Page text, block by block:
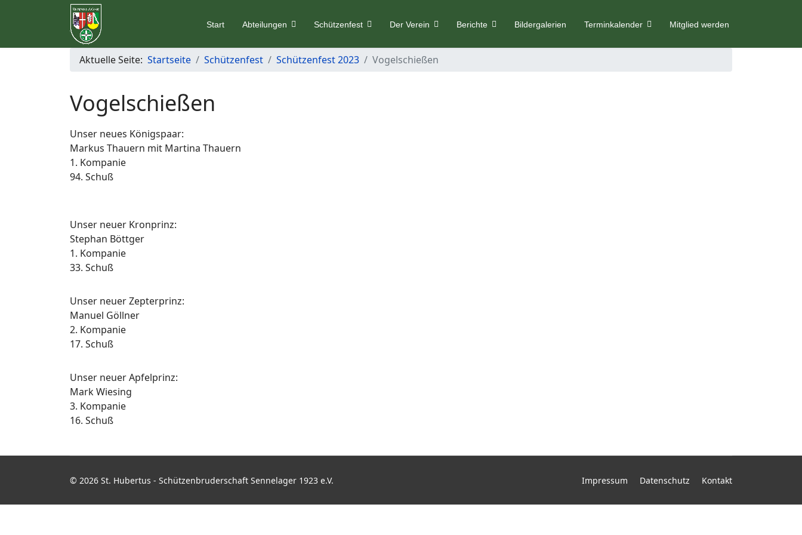
Start Abteilungen Schützenfest Der Verein Berichte Bildergalerien Terminkalender Mitglied werden
Aktuelle Seite: Startseite Schützenfest Schützenfest 2023 Vogelschießen
Vogelschießen
Unser neues Königspaar:
Markus Thauern mit Martina Thauern
1. Kompanie
94. Schuß
Unser neuer Kronprinz:
Stephan Böttger
1. Kompanie
33. Schuß
Unser neuer Zepterprinz:
Manuel Göllner
2. Kompanie
17. Schuß
Unser neuer Apfelprinz:
Mark Wiesing
3. Kompanie
16. Schuß
© 2026 St. Hubertus - Schützenbruderschaft Sennelager 1923 e.V. Impressum Datenschutz Kontakt